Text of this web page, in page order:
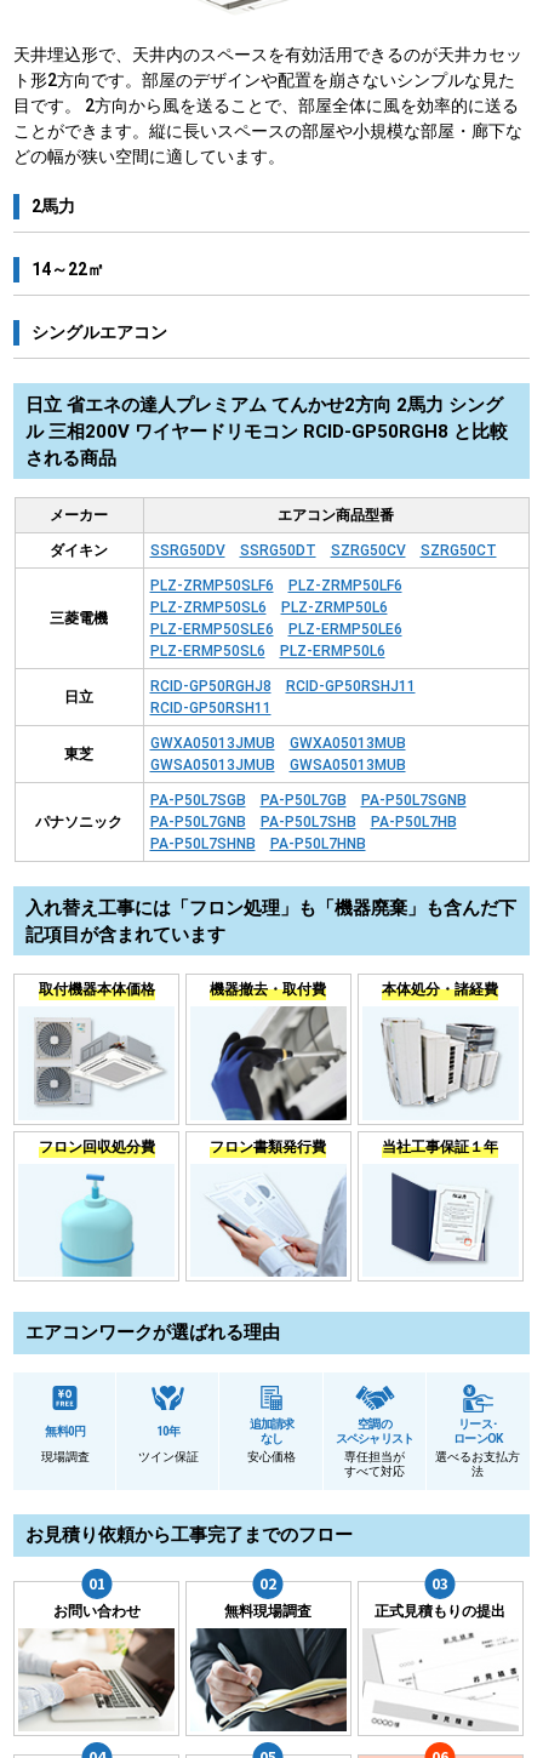
天井埋込形で、天井内のスペースを有効活用できるのが天井カセッ
ト形2方向です。部屋のデザインや配置を崩さないシンプルな見た
目です。 2方向から風を送ることで、部屋全体に風を効率的に送る
ことができます。縦に長いスペースの部屋や小規模な部屋・廊下な
どの幅が狭い空間に適しています。
2馬力
14～22㎡
シングルエアコン
日立 省エネの達人プレミアム てんかせ2方向 2馬力 シング
ル 三相200V ワイヤードリモコン RCID-GP50RGH8 と比較
される商品
メーカー エアコン商品型番
ダイキン SSRG50DV SSRG50DT SZRG50CV SZRG50CT
三菱電機
PLZ-ZRMP50SLF6
PLZ-ZRMP50LF6
PLZ-ZRMP50SL6
PLZ-ZRMP50L6
PLZ-ERMP50SLE6
PLZ-ERMP50LE6
PLZ-ERMP50SL6
PLZ-ERMP50L6
日立
RCID-GP50RGHJ8
RCID-GP50RSHJ11
RCID-GP50RSH11
東芝
GWXA05013JMUB
GWXA05013MUB
GWSA05013JMUB
GWSA05013MUB
パナソニック
PA-P50L7SGB PA-P50L7GB
PA-P50L7SGNB
PA-P50L7GNB
PA-P50L7SHB
PA-P50L7HB
PA-P50L7SHNB
PA-P50L7HNB
入れ替え工事には「フロン処理」も「機器廃棄」も含んだ下
記項目が含まれています
取付機器本体価格 機器撤去・取付費 本体処分・諸経費
フロン回収処分費 フロン書類発行費 当社工事保証１年
エアコンワークが選ばれる理由
無料0円
現場調査
10年
ツイン保証
追加請求
なし
安心価格
空調の
スペシャリスト
専任担当が
すべて対応
リース･
ローンOK
選べるお支払方
法
お見積り依頼から工事完了までのフロー
お問い合わせ 無料現場調査 正式見積もりの提出